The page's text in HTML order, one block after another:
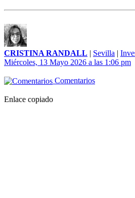
CRISTINA RANDALL | Sevilla |
Miércoles, 13 Mayo 2026 a las 1:06 pm
Comentarios
Enlace copiado